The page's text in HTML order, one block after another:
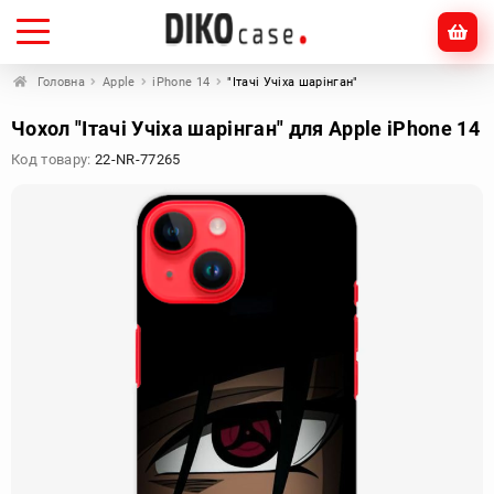
Головна Apple iPhone 14 "Ітачі Учіха шарінган"
Чохол "Ітачі Учіха шарінган" для Apple iPhone 14
Код товару: 22-NR-77265